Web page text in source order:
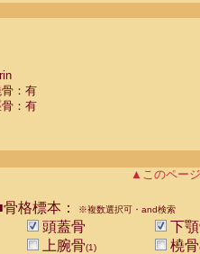
：有
骨：有
▲このペー
骨格標本： ※複数選択可・and検索
頭蓋骨
下
上腕骨(1) 橈骨